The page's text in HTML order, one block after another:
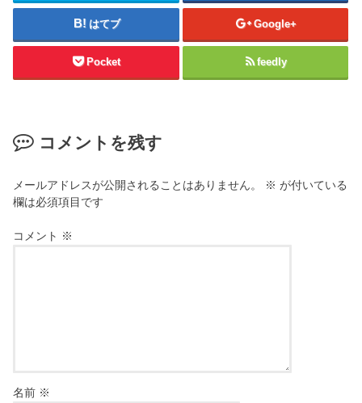
はてブ Google+
Pocket feedly
コメントを残す
メールアドレスが公開されることはありません。 ※ が付いている
欄は必須項目です
コメント ※
名前 ※